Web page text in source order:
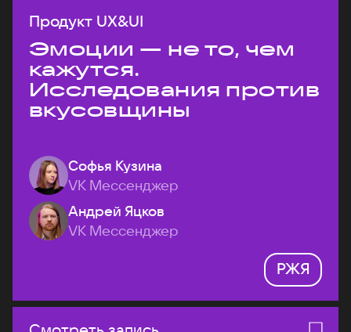
Продукт UX&UI
Эмоции — не то, чем
кажутся.
Исследования против
вкусовщины
Софья Кузина
VK Мессенджер
Андрей Яцков
VK Мессенджер
РЖЯ